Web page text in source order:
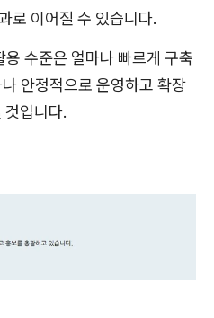
로 이어질 수 있습니다.
수준은 얼마나 빠르게 구축
안정적으로 운영하고 확장
것입니다.